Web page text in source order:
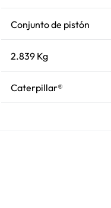
Conjunto de pistón
2.839 Kg
Caterpillar®